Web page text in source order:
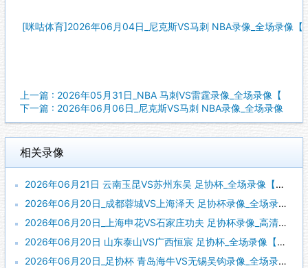
[咪咕体育]2026年06月04日_尼克斯VS马刺 NBA录像_全场录像【
上一篇 : 2026年05月31日_NBA 马刺VS雷霆录像_全场录像【
下一篇 : 2026年06月06日_尼克斯VS马刺 NBA录像_全场录像
相关录像
2026年06月21日 云南玉昆VS苏州东吴 足协杯_全场录像【全场回放】
2026年06月20日_成都蓉城VS上海泽天 足协杯录像_全场录像【全场回放】
2026年06月20日_上海申花VS石家庄功夫 足协杯录像_高清录像【全场回放】
2026年06月20日 山东泰山VS广西恒宸 足协杯_全场录像【全场回放】
2026年06月20日_足协杯 青岛海牛VS无锡吴钩录像_全场录像【视频集锦】